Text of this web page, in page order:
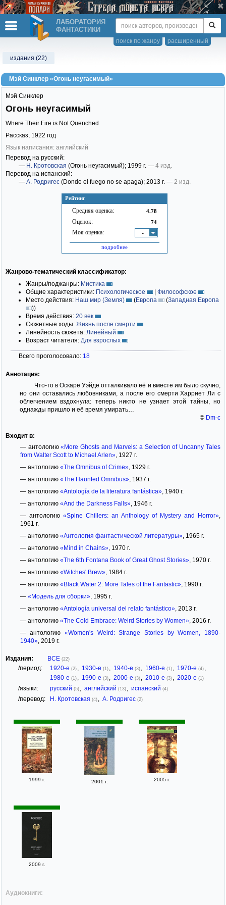
ЛАБОРАТОРИЯ
ФАНТАСТИКИ
расширенный
поиск по жанру
издания (22)
Мэй Синклер «Огонь неугасимый»
Рейтинг
Средняя оценка: 4.78
Оценок: 74
Моя оценка: -
подробнее
Мэй Синклер
Огонь неугасимый
Where Their Fire is Not Quenched
Рассказ, 1922 год
Язык написания: английский
Перевод на русский:
— Н. Кротовская (Огонь неугасимый); 1999 г. — 4 изд.
Перевод на испанский:
— А. Родригес (Donde el fuego no se apaga); 2013 г. — 2 изд.
Жанрово-тематический классификатор:
Жанры/поджанры: Мистика
Общие характеристики: Психологическое | Философское
Место действия: Наш мир (Земля) (Европа (Западная Европа
))
Время действия: 20 век
Сюжетные ходы: Жизнь после смерти
Линейность сюжета: Линейный
Возраст читателя: Для взрослых
Всего проголосовало: 18
Аннотация:
Что-то в Оскаре Уэйде отталкивало её и вместе им было скучно,
но они оставались любовниками, а после его смерти Харриет Ли с
облегчением вздохнула: теперь никто не узнает этой тайны, но
однажды пришло и её время умирать…
© Dm-c
Входит в:
— антологию«More Ghosts and Marvels: a Selection of Uncanny Tales
from Walter Scott to Michael Arlen», 1927 г.
— антологию «The Omnibus of Crime», 1929 г.
— антологию «The Haunted Omnibus», 1937 г.
— антологию «Antología de la literatura fantástica», 1940 г.
— антологию «And the Darkness Falls», 1946 г.
— антологию «Spine Chillers: an Anthology of Mystery and Horror»
1961 г.
— антологию «Антология фантастической литературы», 1965 г.
— антологию «Mind in Chains», 1970 г.
— антологию «The 6th Fontana Book of Great Ghost Stories», 1970 г.
— антологию «Witches' Brew», 1984 г.
— антологию «Black Water 2: More Tales of the Fantastic», 1990 г.
— «Модель для сборки», 1995 г.
— антологию «Antología universal del relato fantástico», 2013 г.
— антологию «The Cold Embrace: Weird Stories by Women», 2016 г.
— антологию«Women's Weird: Strange Stories by Women, 1890-
1940», 2019 г.
Издания: ВСЕ (22)
/период: 1920-е (2) 1930-е (1) 1940-е (3) 1960-е (1) 1970-е (4)
1980-е (1) 1990-е (3) 2000-е (3) 2010-е (3) 2020-е (1)
/языки: русский (5) английский (13) испанский (4)
/перевод: Н. Кротовская (4) А. Родригес (2)
1999 г. 2001 г. 2005 г.
2009 г.
Аудиокниги: